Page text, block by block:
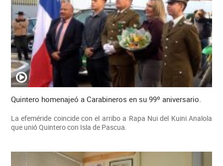
Quintero homenajeó a Carabineros en su 99º aniversario.
La efeméride coincide con el arribo a Rapa Nui del Kuini Analola
que unió Quintero con Isla de Pascua.